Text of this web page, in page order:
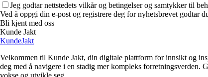
Jeg godtar nettstedets vilkår og betingelser og samtykker til
Ved å oppgi din e-post og registrere deg for nyhetsbrevet godtar
Bli kjent med oss
Kunde Jakt
KundeJakt
Velkommen til Kunde Jakt, din digitale plattform for innsikt og
deg med å navigere i en stadig mer kompleks forretningsverden.
vokse og utvikle seg.